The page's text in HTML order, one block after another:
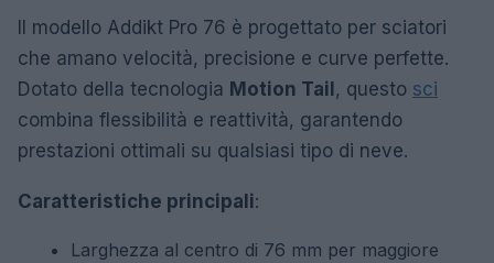
Il modello Addikt Pro 76 è progettato per sciatori
che amano velocità, precisione e curve perfette.
Dotato della tecnologia Motion Tail , questo sci
combina flessibilità e reattività, garantendo
prestazioni ottimali su qualsiasi tipo di neve.
Caratteristiche principali:
Larghezza al centro di 76 mm per maggiore